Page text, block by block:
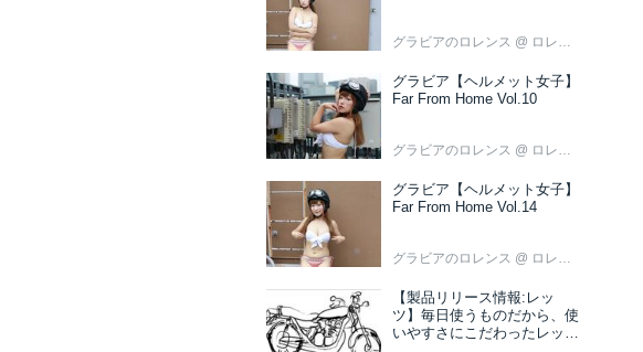
グラビアのロレンス @ ロレンス編集部
グラビア【ヘルメット女子】
Far From Home Vol.10
グラビアのロレンス @ ロレンス編集部
グラビア【ヘルメット女子】
Far From Home Vol.14
グラビアのロレンス @ ロレンス編集部
【製品リリース情報:レッ
ツ】毎日使うものだから、使
いやすさにこだわったレッツ